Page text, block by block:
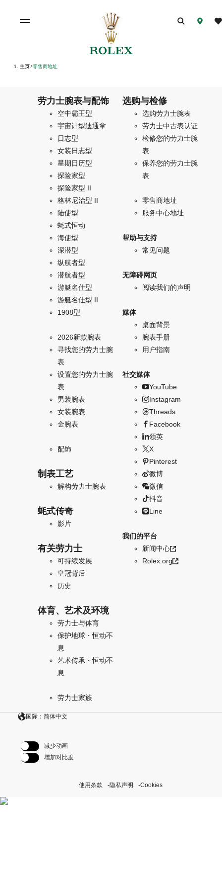
主页/ 零售商地址
劳力士腕表与配饰
空中霸王型
宇宙计型迪通拿
日志型
女装日志型
星期日历型
探险家型
探险家型 II
格林尼治型 II
陆使型
蚝式恒动
海使型
深潜型
纵航者型
潜航者型
游艇名仕型
游艇名仕型 II
1908型
2026新款腕表
寻找您的劳力士腕
表
设置您的劳力士腕
表
男装腕表
女装腕表
金腕表
配饰
制表工艺
解构劳力士腕表
蚝式传奇
影片
有关劳力士
可持续发展
皇冠背后
历史
体育、艺术及环境
劳力士与体育
保护地球・恒动不
息
艺术传承・恒动不
息
劳力士家族
选购与检修
选购劳力士腕表
劳力士中古表认证
检修您的劳力士腕
表
保养您的劳力士腕
表
零售商地址
服务中心地址
帮助与支持
常见问题
无障碍网页
阅读我们的声明
媒体
桌面背景
腕表手册
用户指南
社交媒体
YouTube
Instagram
Threads
Facebook
领英
X
Pinterest
微博
微信
抖音
Line
我们的平台
新闻中心
Rolex.org
国际：简体中文
减少动画
增加对比度
使用条款 隐私声明 Cookies